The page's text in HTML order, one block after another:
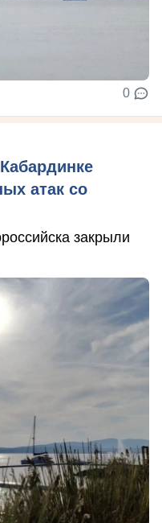
0
атак со
закрыли